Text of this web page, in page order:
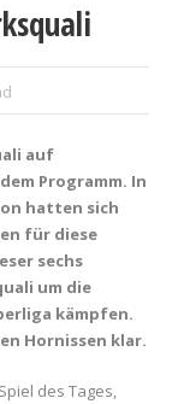
auf
Programm. In
hatten sich
für diese
sechs
um die
kämpfen.
Hornissen klar.
des Tages,